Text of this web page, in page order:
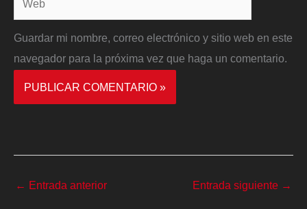
Guardar mi nombre, correo electrónico y sitio web en este
navegador para la próxima vez que haga un comentario.
← Entrada anterior Entrada siguiente →